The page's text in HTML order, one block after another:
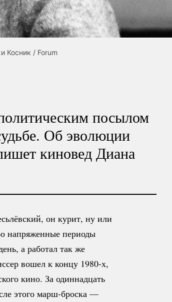
Косник / Forum
посылом
Об эволюции
киновед Диана
он курит, ну или
напряженные периоды
а работал так же
вошел к концу 1980-х,
кино. За одиннадцать
этого марш-броска —